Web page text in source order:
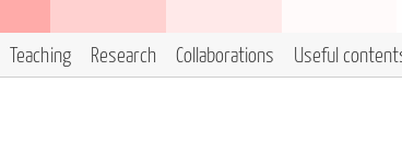
Teaching Research Collaborations Useful